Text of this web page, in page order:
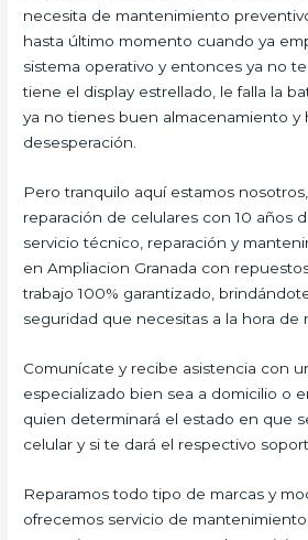
necesita de mantenimiento
hasta último momento cuando ya
sistema operativo y entonces ya no te
tiene el display estrellado, le falla la
ya no tienes buen almacenamiento y
desesperación.
Pero tranquilo aquí estamos
reparación de celulares con 10 años
servicio técnico, reparación y
en Ampliacion Granada con
trabajo 100% garantizado,
seguridad que necesitas a la hora de
Comunícate y recibe asistencia con
especializado bien sea a domicilio o
quien determinará el estado en que
celular y si te dará el respectivo
Reparamos todo tipo de marcas y
ofrecemos servicio de